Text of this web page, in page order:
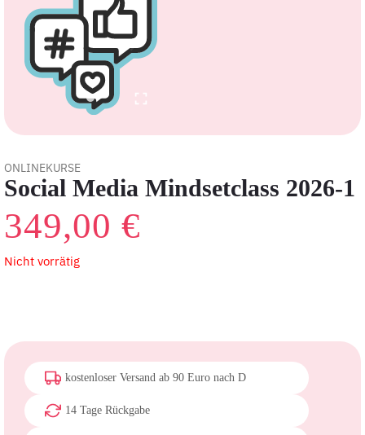
ONLINEKURSE
Social Media Mindsetclass 2026-1
349,00 €
Nicht vorrätig
kostenloser Versand ab 90 Euro nach D
14 Tage Rückgabe